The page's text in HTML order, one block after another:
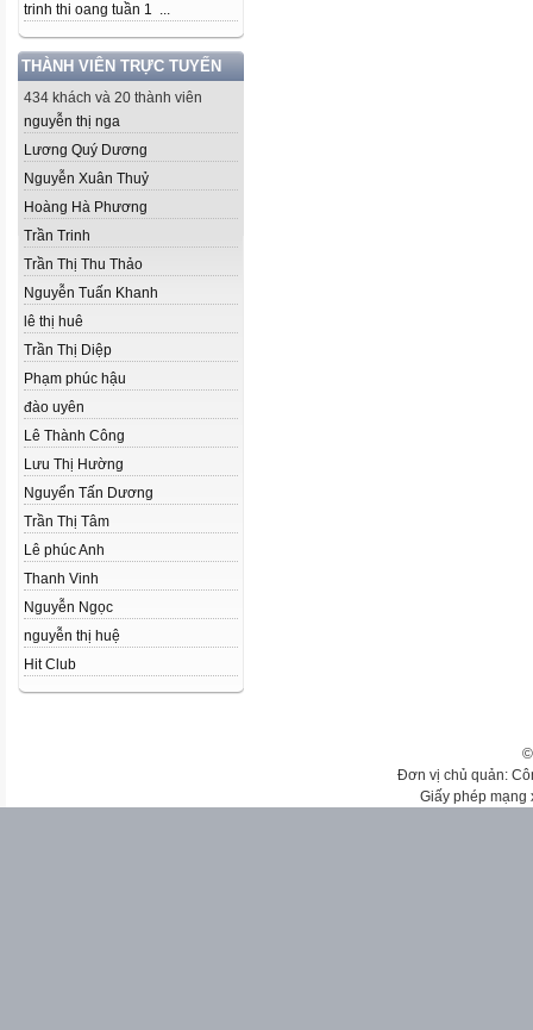
trinh thi oang tuần 1 ...
THÀNH VIÊN TRỰC TUYẾN
434 khách và 20 thành viên
nguyễn thị nga
Lương Quý Dương
Nguyễn Xuân Thuỷ
Hoàng Hà Phương
Trần Trinh
Trần Thị Thu Thảo
Nguyễn Tuấn Khanh
lê thị huê
Trần Thị Diệp
Phạm phúc hậu
đào uyên
Lê Thành Công
Lưu Thị Hường
Nguyển Tấn Dương
Trần Thị Tâm
Lê phúc Anh
Thanh Vinh
Nguyễn Ngọc
nguyễn thị huệ
Hit Club
Đơn vị chủ quản:
Giấy phép mạng